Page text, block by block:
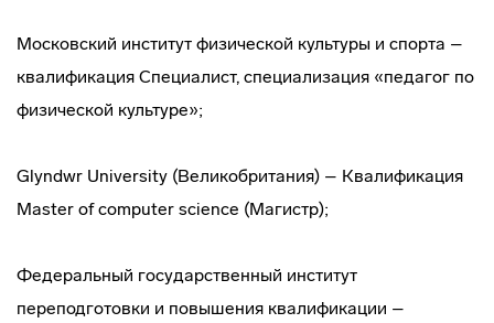
Московский институт физической культуры и спорта –
квалификация Специалист, специализация «педагог по
физической культуре»;
Glyndwr University (Великобритания) – Квалификация
Master of computer science (Магистр);
Федеральный государственный институт
переподготовки и повышения квалификации –